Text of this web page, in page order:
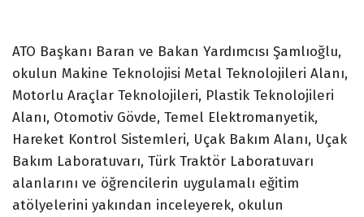
ATO Başkanı Baran ve Bakan Yardımcısı Şamlıoğlu,
okulun Makine Teknolojisi Metal Teknolojileri Alanı,
Motorlu Araçlar Teknolojileri, Plastik Teknolojileri
Alanı, Otomotiv Gövde, Temel Elektromanyetik,
Hareket Kontrol Sistemleri, Uçak Bakım Alanı, Uçak
Bakım Laboratuvarı, Türk Traktör Laboratuvarı
alanlarını ve öğrencilerin uygulamalı eğitim
atölyelerini yakından inceleyerek, okulun